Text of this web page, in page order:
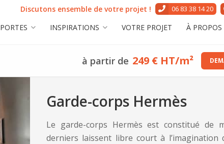
Discutons ensemble de votre projet ! 06 83 38 14 20
PORTES INSPIRATIONS VOTRE PROJET À PROPOS
à partir de 249 € HT/m²
Garde-corps Hermès
Le garde-corps Hermès est constitué de
derniers laissent libre court à